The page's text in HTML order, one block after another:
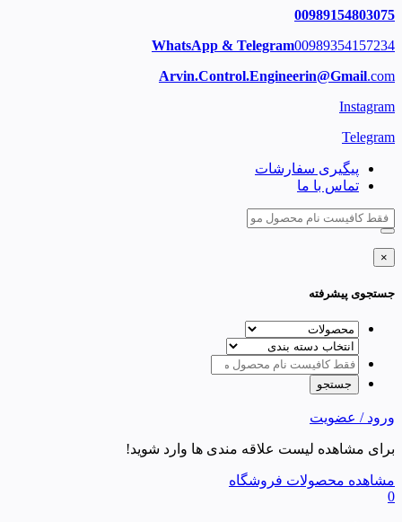
00989154803075
WhatsApp & Telegram00989354157234
Arvin.Control.Engineerin@Gmail.com
Instagram
Telegram
پیگیری سفارشات
تماس با ما
×
جستجوی پیشرفته
ورود / عضویت
برای مشاهده لیست علاقه مندی ها وارد شوید!
مشاهده محصولات فروشگاه
0